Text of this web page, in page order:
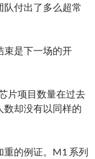
付出了多么超常
束是下一场的开
片项目数量在过去
数却没有以同样的
重的例证。M1 系列